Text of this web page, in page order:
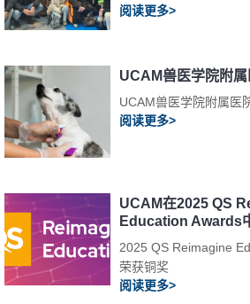
阅读更多>
UCAM兽医学院附
UCAM兽医学院附属医
阅读更多>
UCAM在2025 QS
Education Awards
2025 QS Reimagine
荣获铜奖
阅读更多>